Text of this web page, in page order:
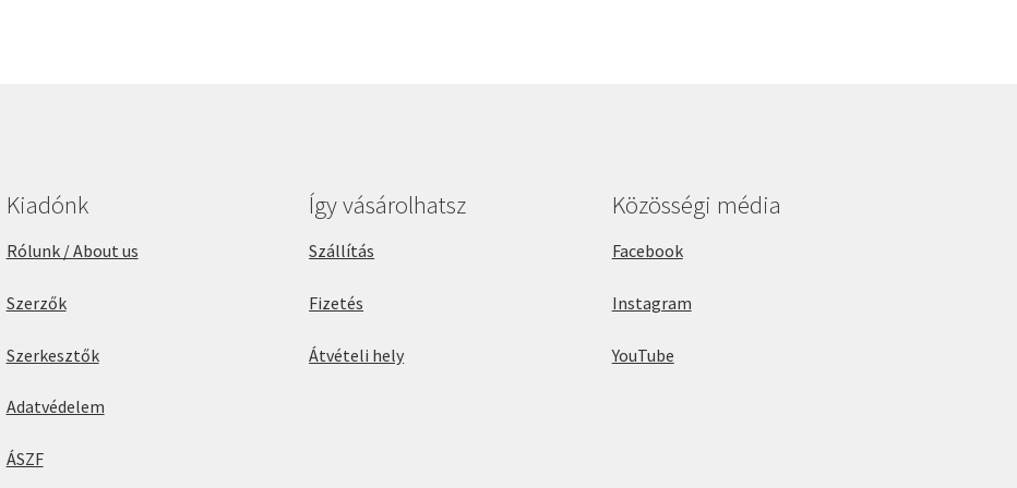
Kiadónk
Rólunk / About us
Szerzők
Szerkesztők
Adatvédelem
ÁSZF
Így vásárolhatsz
Szállítás
Fizetés
Átvételi hely
Közösségi média
Facebook
Instagram
YouTube